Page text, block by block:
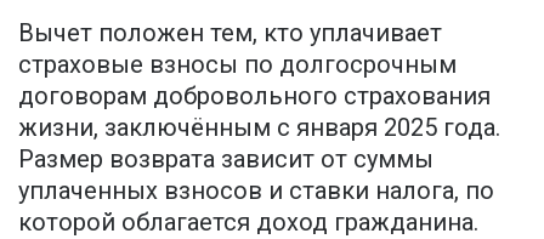
Вычет положен тем, кто уплачивает
страховые взносы по долгосрочным
договорам добровольного страхования
жизни, заключённым с января 2025 года.
Размер возврата зависит от суммы
уплаченных взносов и ставки налога, по
которой облагается доход гражданина.